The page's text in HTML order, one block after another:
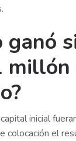
ganó
millón
inicial
colocación el